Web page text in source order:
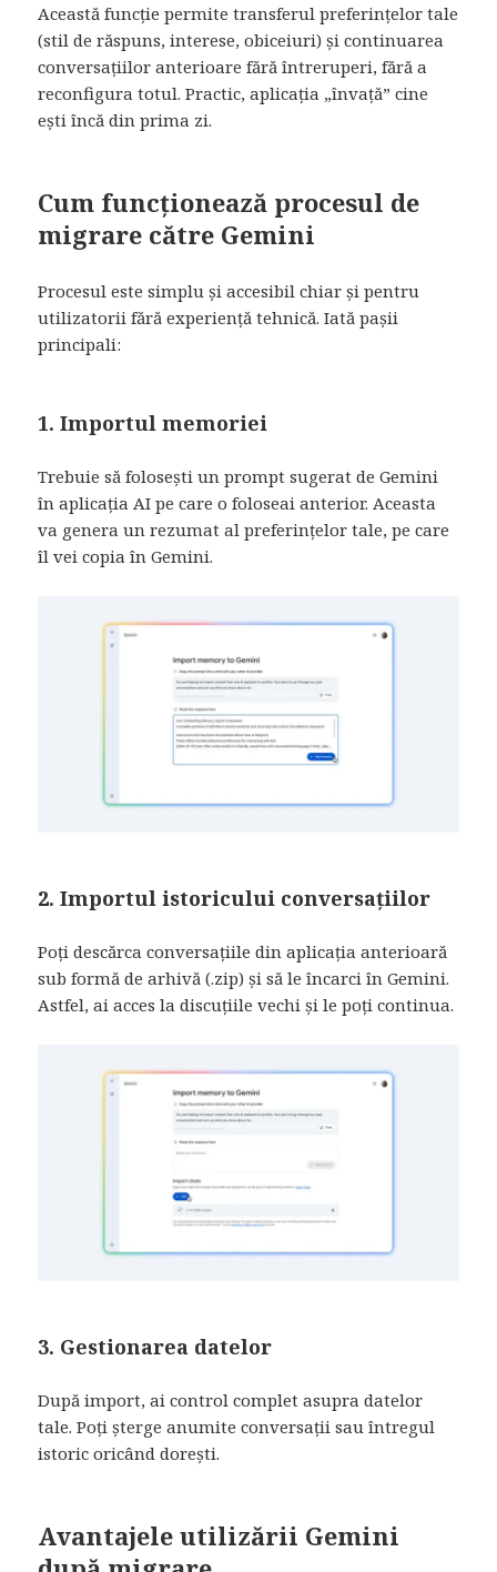
Această funcție permite transferul preferințelor tale
(stil de răspuns, interese, obiceiuri) și continuarea
conversațiilor anterioare fără întreruperi, fără a
reconfigura totul. Practic, aplicația „învață” cine
ești încă din prima zi.
Cum funcționează procesul de
migrare către Gemini
Procesul este simplu și accesibil chiar și pentru
utilizatorii fără experiență tehnică. Iată pașii
principali:
1. Importul memoriei
Trebuie să folosești un prompt sugerat de Gemini
în aplicația AI pe care o foloseai anterior. Aceasta
va genera un rezumat al preferințelor tale, pe care
îl vei copia în Gemini.
2. Importul istoricului conversațiilor
Poți descărca conversațiile din aplicația anterioară
sub formă de arhivă (.zip) și să le încarci în Gemini.
Astfel, ai acces la discuțiile vechi și le poți continua.
3. Gestionarea datelor
După import, ai control complet asupra datelor
tale. Poți șterge anumite conversații sau întregul
istoric oricând dorești.
Avantajele utilizării Gemini